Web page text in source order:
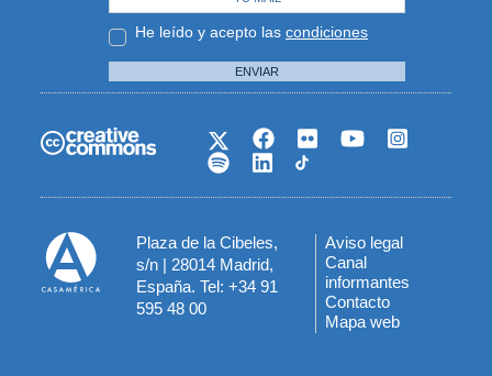
He leído y acepto las condiciones
ENVIAR
Plaza de la Cibeles,
s/n | 28014 Madrid,
España. Tel: +34 91
595 48 00
Menú
del
pie
Aviso legal
Canal
informantes
Contacto
Mapa web